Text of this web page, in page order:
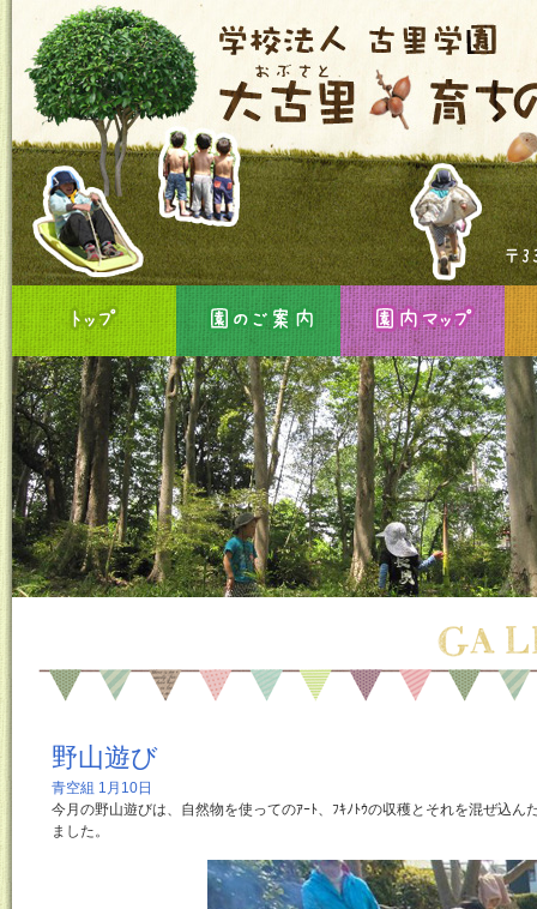
野山遊び
青空組 1月10日
今月の野山遊びは、自然物を使ってのｱｰﾄ、ﾌｷﾉﾄｳの収穫とそれを混ぜ込
ました。